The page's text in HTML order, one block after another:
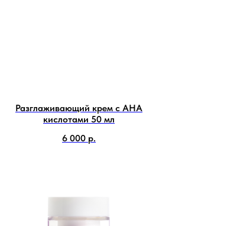
Разглаживающий крем с АНА
кислотами 50 мл
6 000 р.